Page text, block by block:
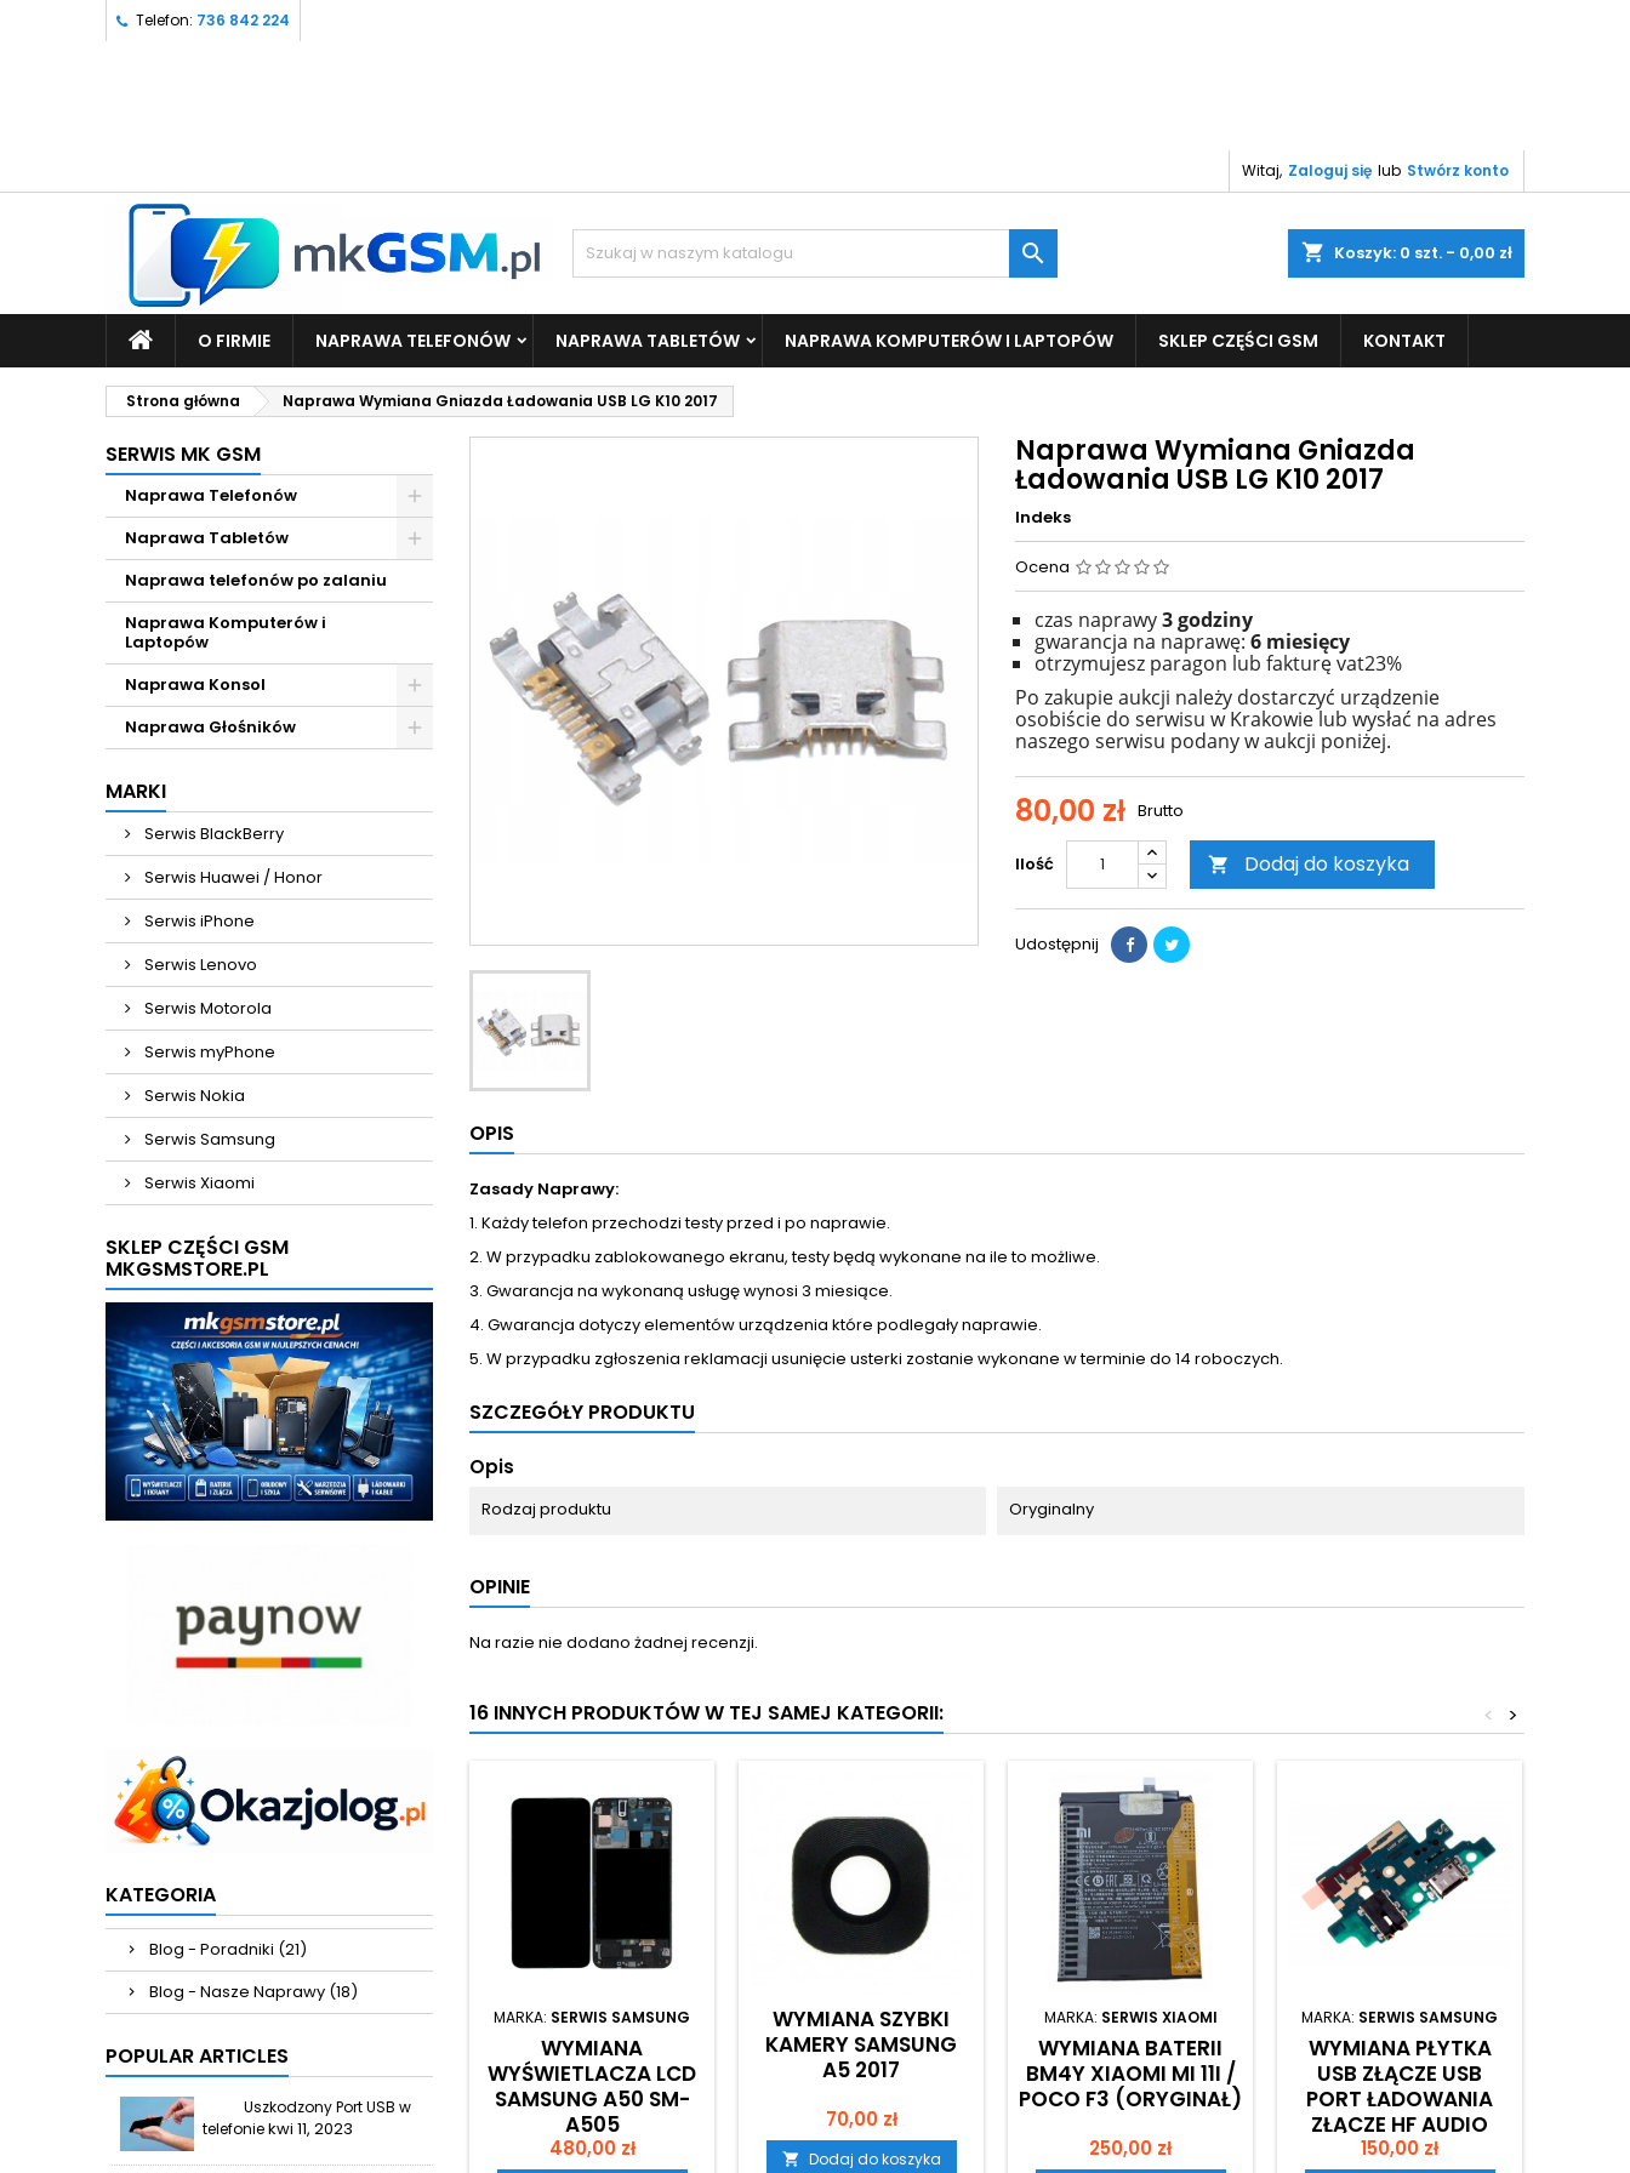
Telefon: 736 842 224
Witaj, Zaloguj się lub Stwórz konto
shopping_cart Koszyk: 0 szt. - 0,00 zł

O FIRMIE NAPRAWA TELEFONÓW NAPRAWA TABLETÓW NAPRAWA KOMPUTERÓW I LAPTOPÓW SKLEP CZĘŚCI GSM KONTAKT
Strona główna Naprawa Wymiana Gniazda Ładowania USB LG K10 2017
SERWIS MK GSM
Naprawa Telefonów
Naprawa Tabletów
Naprawa telefonów po zalaniu
Naprawa Komputerów i
Laptopów
Naprawa Konsol
Naprawa Głośników
MARKI
Serwis BlackBerry
Serwis Huawei / Honor
Serwis iPhone
Serwis Lenovo
Serwis Motorola
Serwis myPhone
Serwis Nokia
Serwis Samsung
Serwis Xiaomi
SKLEP CZĘŚCI GSM
MKGSMSTORE.PL
KATEGORIA
Blog - Poradniki (21)
Blog - Nasze Naprawy (18)
POPULAR ARTICLES
Uszkodzony Port USB w
telefoniekwi 11, 2023
Naprawa Wymiana Gniazda
Ładowania USB LG K10 2017
Indeks
Ocena
czas naprawy3 godziny
gwarancja na naprawę: 6 miesięcy
otrzymujesz paragon lub fakturę vat23%
Po zakupie aukcji należy dostarczyć urządzenie
osobiście do serwisu w Krakowie lub wysłać na adres
naszego serwisu podany w aukcji poniżej.
80,00 zł Brutto
Ilość  Dodaj do koszyka
Udostępnij
OPIS
Zasady Naprawy:
1. Każdy telefon przechodzi testy przed i po naprawie.
2. W przypadku zablokowanego ekranu, testy będą wykonane na ile to możliwe.
3. Gwarancja na wykonaną usługę wynosi 3 miesiące.
4. Gwarancja dotyczy elementów urządzenia które podlegały naprawie.
5. W przypadku zgłoszenia reklamacji usunięcie usterki zostanie wykonane w terminie do 14 roboczych.
SZCZEGÓŁY PRODUKTU
Opis
Rodzaj produktu Oryginalny
OPINIE
Na razie nie dodano żadnej recenzji.
16 INNYCH PRODUKTÓW W TEJ SAMEJ KATEGORII: >
<
MARKA: SERWIS SAMSUNG
WYMIANA
WYŚWIETLACZA LCD
SAMSUNG A50 SM-
A505
Cena
480,00 zł
WYMIANA SZYBKI
KAMERY SAMSUNG
A5 2017
Cena
70,00 zł
 Dodaj do koszyka
MARKA: SERWIS XIAOMI
WYMIANA BATERII
BM4Y XIAOMI MI 11I /
POCO F3 (ORYGINAŁ)
Cena
250,00 zł
MARKA: SERWIS SAMSUNG
WYMIANA PŁYTKA
USB ZŁĄCZE USB
PORT ŁADOWANIA
ZŁĄCZE HF AUDIO
MIKROFON SAMSUNG
Cena
150,00 zł